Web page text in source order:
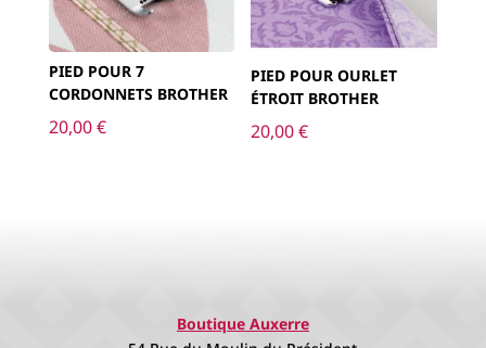
PIED POUR 7
CORDONNETS BROTHER
20,00€
PIED POUR OURLET
ÉTROIT BROTHER
20,00€
Boutique Auxerre